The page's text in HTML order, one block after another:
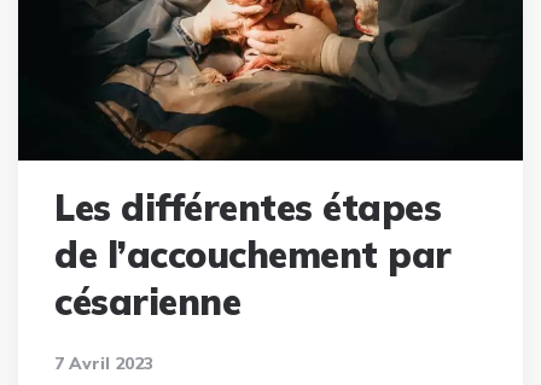
Les différentes étapes
de l’accouchement par
césarienne
7 Avril 2023